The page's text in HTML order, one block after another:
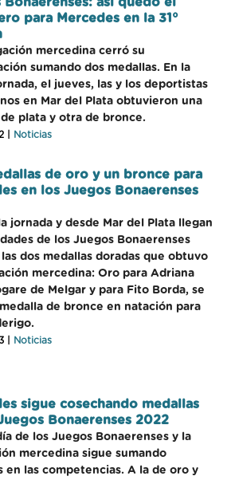
para Mercedes en la 31°
mercedina cerró su
sumando dos medallas. En la
el jueves, las y los deportistas
en Mar del Plata obtuvieron una
plata y otra de bronce.
| Noticias
de oro y un bronce para
en los Juegos Bonaerenses
jornada y desde Mar del Plata llegan
de los Juegos Bonaerenses
dos medallas doradas que obtuvo
mercedina: Oro para Adriana
de Melgar y para Fito Borda, se
de bronce en natación para
| Noticias
sigue cosechando medallas
Bonaerenses 2022
de los Juegos Bonaerenses y la
mercedina sigue sumando
en las competencias. A la de oro y